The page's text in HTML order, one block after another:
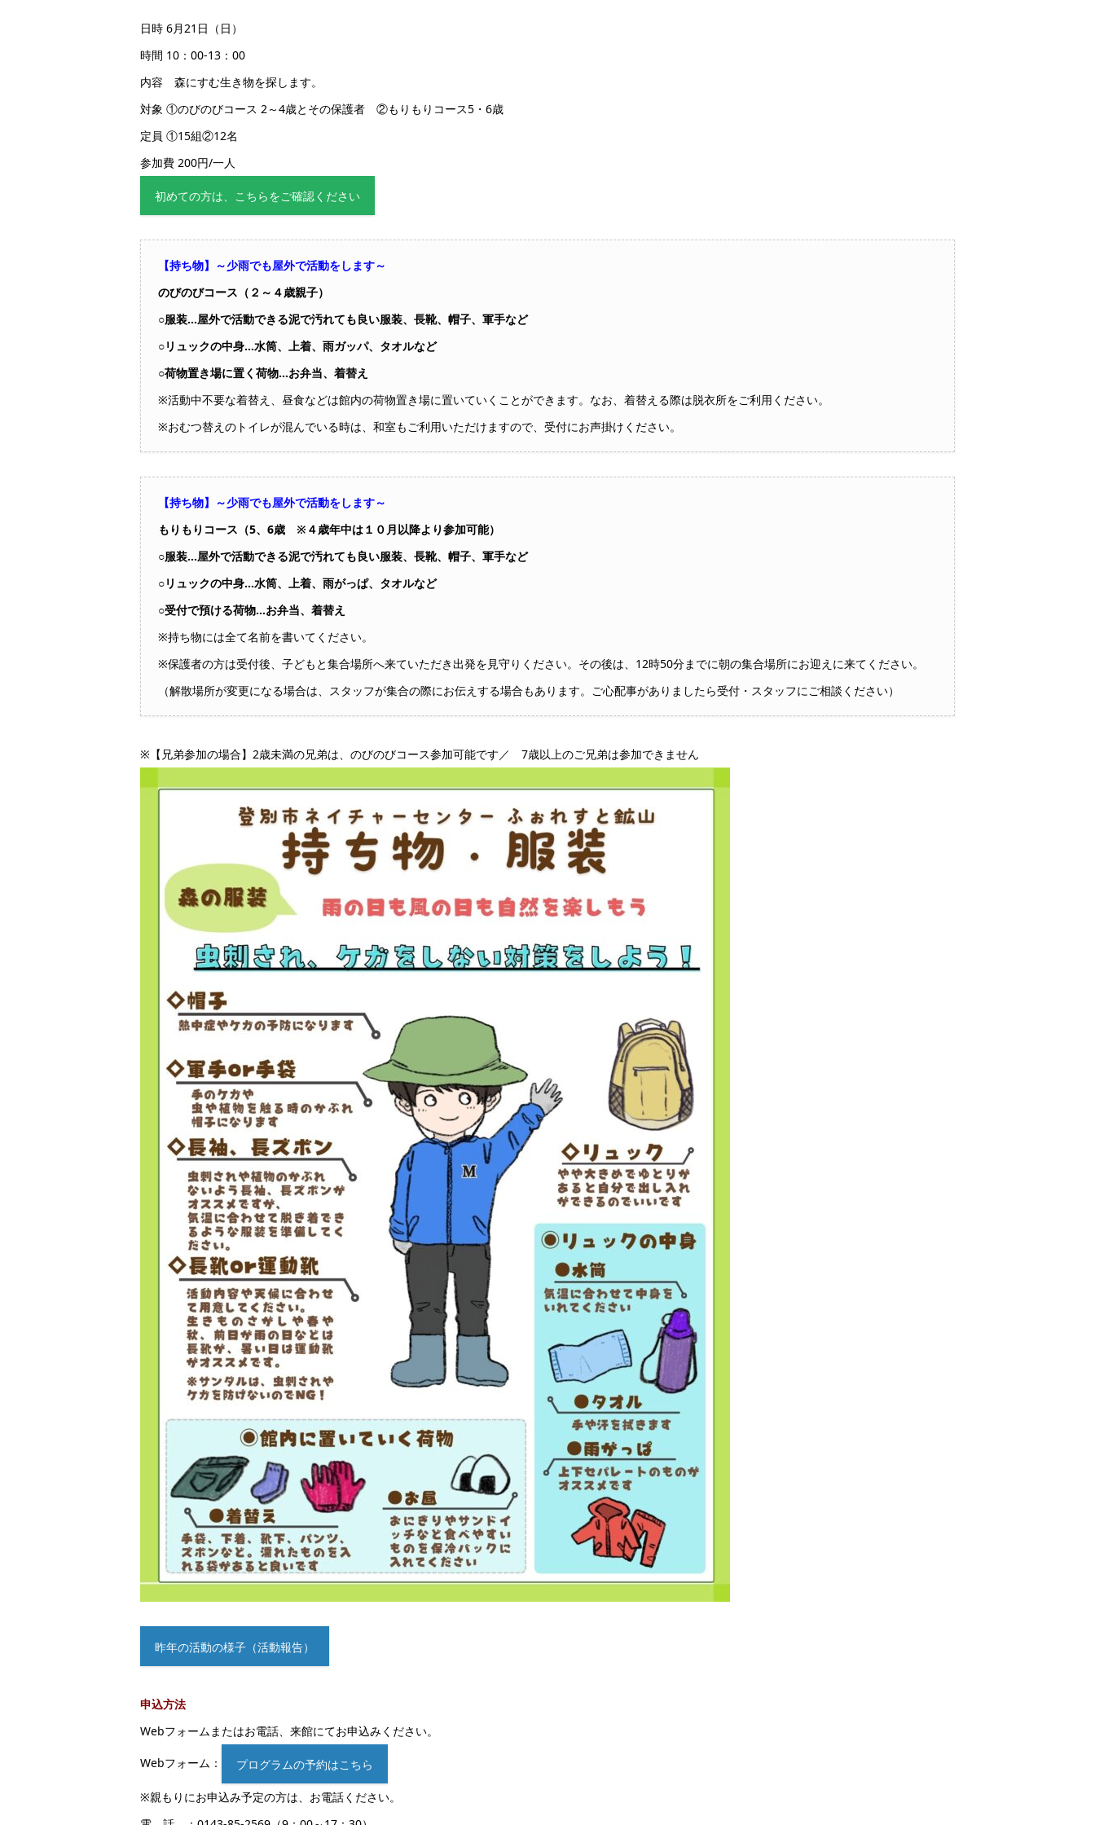
日時 6月21日（日）
時間 10：00-13：00
内容 森にすむ生き物を探します。
対象 ①のびのびコース 2～4歳とその保護者 ②もりもりコース5・6歳
定員 ①15組②12名
参加費 200円/一人
初めての方は、こちらをご確認ください
【持ち物】～少雨でも屋外で活動をします～
のびのびコース（２～４歳親子）
○服装…屋外で活動できる泥で汚れても良い服装、長靴、帽子、軍手など
○リュックの中身…水筒、上着、雨ガッパ、タオルなど
○荷物置き場に置く荷物…お弁当、着替え
※活動中不要な着替え、昼食などは館内の荷物置き場に置いていくことができます。なお、着替える際は脱衣所をご利用ください。
※おむつ替えのトイレが混んでいる時は、和室もご利用いただけますので、受付にお声掛けください。
【持ち物】～少雨でも屋外で活動をします～
もりもりコース（5、6歳 ※４歳年中は１０月以降より参加可能）
○服装…屋外で活動できる泥で汚れても良い服装、長靴、帽子、軍手など
○リュックの中身…水筒、上着、雨がっぱ、タオルなど
○受付で預ける荷物…お弁当、着替え
※持ち物には全て名前を書いてください。
※保護者の方は受付後、子どもと集合場所へ来ていただき出発を見守りください。その後は、12時50分までに朝の集合場所にお迎えに来てください。
（解散場所が変更になる場合は、スタッフが集合の際にお伝えする場合もあります。ご心配事がありましたら受付・スタッフにご相談ください）
※【兄弟参加の場合】2歳未満の兄弟は、のびのびコース参加可能です／ 7歳以上のご兄弟は参加できません
昨年の活動の様子（活動報告）
申込方法
Webフォームまたはお電話、来館にてお申込みください。
Webフォーム： プログラムの予約はこちら
※親もりにお申込み予定の方は、お電話ください。